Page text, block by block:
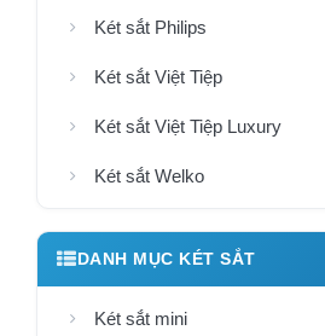
Két sắt Philips
Két sắt Việt Tiệp
Két sắt Việt Tiệp Luxury
Két sắt Welko
DANH MỤC KÉT SẮT
Két sắt mini